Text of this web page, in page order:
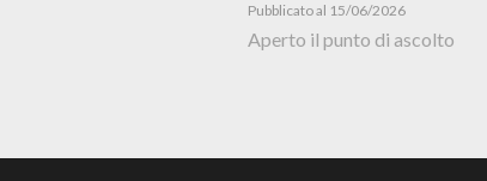
Pubblicato al 15/06/2026
Aperto il punto di ascolto